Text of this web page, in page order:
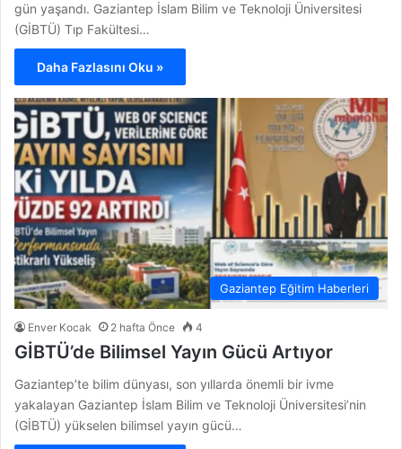
gün yaşandı. Gaziantep İslam Bilim ve Teknoloji Üniversitesi
(GİBTÜ) Tıp Fakültesi…
Daha Fazlasını Oku »
Gaziantep Eğitim Haberleri
Enver Kocak 2 hafta Önce 4
GİBTÜ’de Bilimsel Yayın Gücü Artıyor
Gaziantep’te bilim dünyası, son yıllarda önemli bir ivme
yakalayan Gaziantep İslam Bilim ve Teknoloji Üniversitesi’nin
(GİBTÜ) yükselen bilimsel yayın gücü…